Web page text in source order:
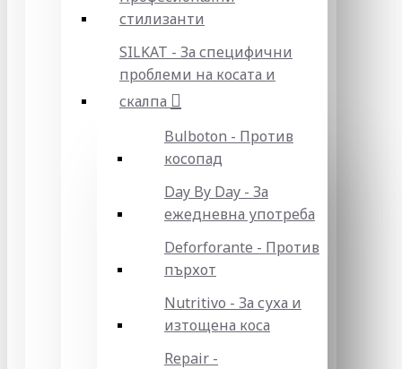
стилизанти
SILKAT - За специфични
проблеми на косата и
скалпа
Bulboton - Против
косопад
Day By Day - За
ежедневна употреба
Deforforante - Против
пърхот
Nutritivo - За суха и
изтощена коса
Repair -